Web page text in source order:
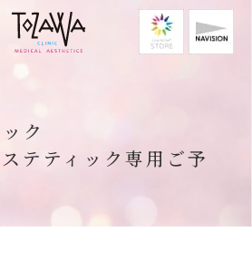
ク
テティック専用ご予